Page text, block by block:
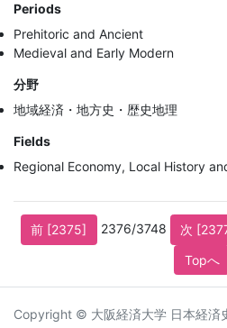
Periods
Prehitoric and Ancient
Medieval and Early Modern
分野
地域経済・地方史・歴史地理
Fields
Regional Economy, Local History
前 [2375] 2376/3748 次
Topへ
Copyright © 大阪経済大学 日本経済